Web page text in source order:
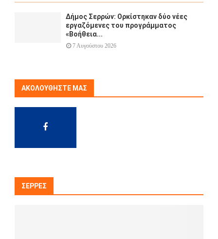
Δήμος Σερρών: Ορκίστηκαν δύο νέες
εργαζόμενες του προγράμματος
«Βοήθεια...
7 Αυγούστου 2026
ΑΚΟΛΟΥΘΉΣΤΕ ΜΑΣ
ΣΈΡΡΕΣ